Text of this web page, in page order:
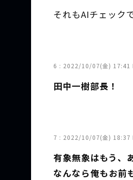
それもAIチェック
6 : 2022/10/07(金) 17:41
田中一樹部長！
7 : 2022/10/07(金) 18:37
有象無象はもう、
なんなら俺もお前